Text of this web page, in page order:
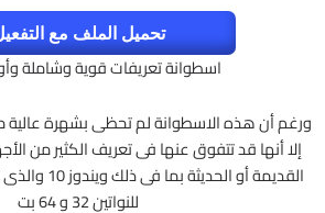
تحميل الملف مع
اسطوانة تعريفات قوية وشاملة
إلا أنها قد تتفوق عنها فى تعريف الكثير من
القديمة أو
للنواتين 32 و 64 بت